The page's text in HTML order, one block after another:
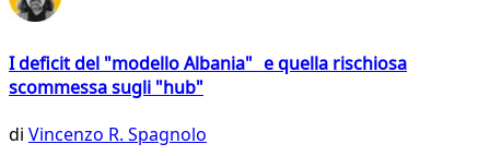
I deficit del "modello Albania" e quella rischiosa
scommessa sugli "hub"
di Vincenzo R. Spagnolo